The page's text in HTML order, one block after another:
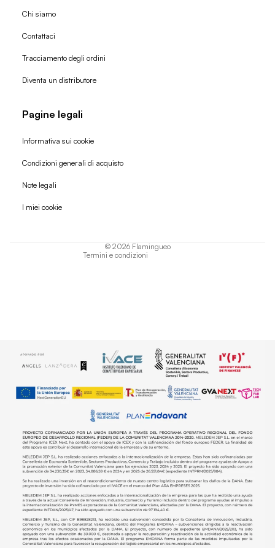
Chi siamo
Contattaci
Tracciamento degli ordini
Diventa un distributore
Pagine legali
Informativa sui cookie
Condizioni generali di acquisto
Note legali
I miei cookie
© 2026 Flamingueo
Termini e condizioni
Politica di rimborso